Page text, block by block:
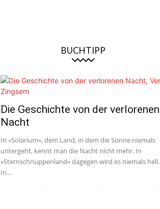
BUCHTIPP
Die Geschichte von der verlorenen
Nacht
In »Solarium«, dem Land, in dem die Sonne niemals
untergeht, kennt man die Nacht nicht mehr. In
»Sternschnuppenland« dagegen wird es niemals hell.
In...